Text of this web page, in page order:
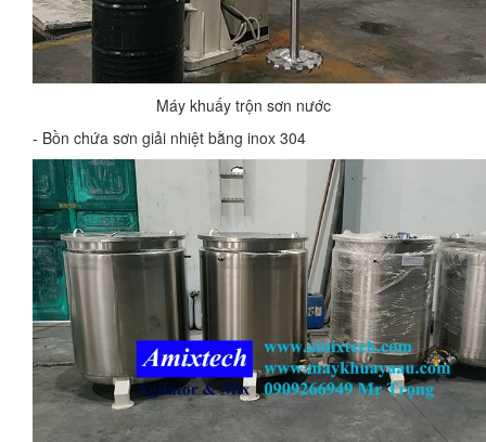
Máy khuấy trộn sơn nước
- Bồn chứa sơn giải nhiệt bằng inox 304